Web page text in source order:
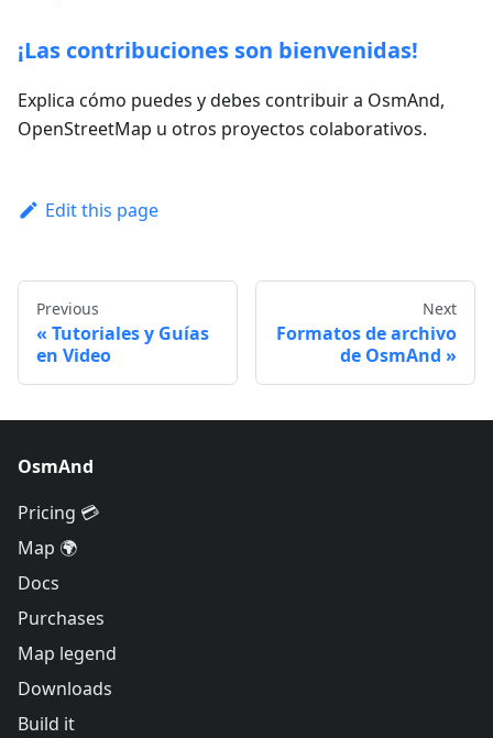
¡Las contribuciones son bienvenidas!
Explica cómo puedes y debes contribuir a OsmAnd,
OpenStreetMap u otros proyectos colaborativos.
Edit this page
Previous
Tutoriales y Guías
en Video
Next
Formatos de archivo
de OsmAnd
OsmAnd
Pricing 💳
Map 🌍
Docs
Purchases
Map legend
Downloads
Build it